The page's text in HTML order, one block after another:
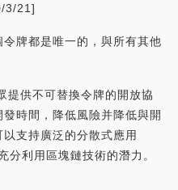
3/21]
牌都是唯一的，與所有其他
供不可替換令牌的開放協
時間，降低風險并降低與開
支持廣泛的分散式應用
分利用區塊鏈技術的潛力。